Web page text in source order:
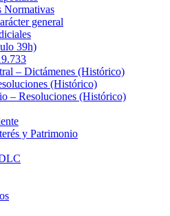
Normativas
general
39h)
– Dictámenes (Histórico)
(Histórico)
– Resoluciones (Histórico)
y Patrimonio